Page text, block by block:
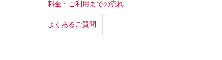
料金・ご利用までの流れ
よくあるご質問